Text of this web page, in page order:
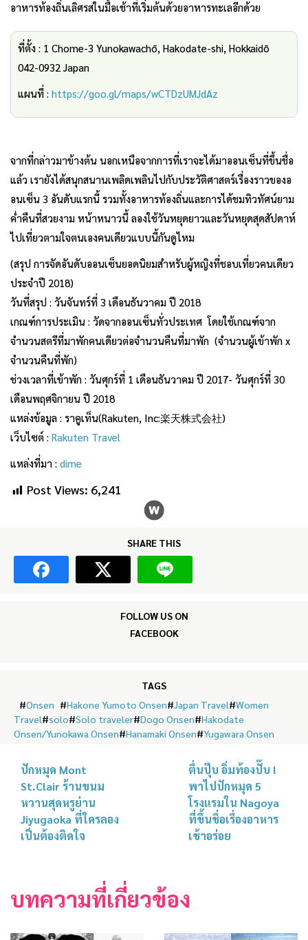
อาหารท้องถิ่นเลิศรสในมื้อเช้าที่เริ่มต้นด้วยอาหารทะเลอีกด้วย
ที่ตั้ง : 1 Chome-3 Yunokawachō, Hakodate-shi, Hokkaidō
042-0932 Japan
แผนที่ : https://goo.gl/maps/wCTDzUMJdAz
จากที่กล่าวมาข้างต้น นอกเหนือจากการที่เราจะได้มาออนเซ็นที่ขึ้นชื่อ
แล้ว เรายังได้สนุกสนานเพลิดเพลินไปกับประวัติศาสตร์เรื่องราวของอ
อนเซ็น 3 อันดับแรกนี้ รวมทั้งอาหารท้องถิ่นและการได้ชมทิวทัศน์ยาม
ค่ำคืนที่สวยงาม หน้าหนาวนี้ ลองใช้วันหยุดยาวและวันหยุดสุดสัปดาห์
ไปเที่ยวตามใจตนเองคนเดียวแบบนี้กันดูไหม
(สรุป การจัดอันดับออนเซ็นยอดนิยมสำหรับผู้หญิงที่ชอบเที่ยวคนเดียว
ประจำปี 2018)
วันที่สรุป : วันจันทร์ที่ 3 เดือนธันวาคม ปี 2018
เกณฑ์การประเมิน : วัดจากออนเซ็นทั่วประเทศ โดยใช้เกณฑ์จาก
จำนวนสตรีที่มาพักคนเดียวต่อจำนวนคืนที่มาพัก (จำนวนผู้เข้าพัก x
จำนวนคืนที่พัก)
ช่วงเวลาที่เข้าพัก : วันศุกร์ที่ 1 เดือนธันวาคม ปี 2017- วันศุกร์ที่ 30
เดือนพฤศจิกายน ปี 2018
แหล่งข้อมูล : ราคูเท็น(Rakuten, Inc:楽天株式会社)
เว็บไซต์ : Rakuten Travel
แหล่งที่มา : dime
Post Views: 6,241
SHARE THIS
FOLLOW US ON
FACEBOOK
TAGS
#Onsen #Hakone Yumoto Onsen# Japan Travel#Women
Travel#solo#Solo traveler#Dogo Onsen#Hakodate
Onsen/Yunokawa Onsen#Hanamaki Onsen#Yugawara Onsen
ปักหมุด Mont
St.Clair ร้านขนม
หวานสุดหรูย่าน
Jiyugaoka ที่ใครลอง
เป็นต้องติดใจ
ตื่นปุ๊บ อิ่มท้องปั๊บ !
พาไปปักหมุด 5
โรงแรมใน Nagoya
ที่ขึ้นชื่อเรื่องอาหาร
เช้าอร่อย
บทความที่เกี่ยวข้อง